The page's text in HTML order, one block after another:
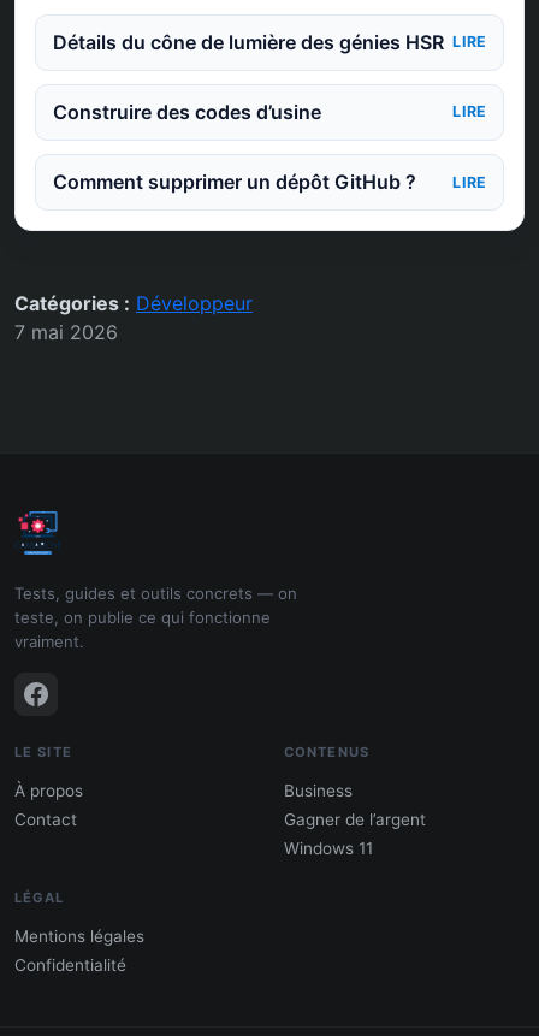
Détails du cône de lumière des génies HSR LIRE
Construire des codes d’usine LIRE
Comment supprimer un dépôt GitHub ? LIRE
Catégories : Développeur
7 mai 2026
Tests, guides et outils concrets — on
teste, on publie ce qui fonctionne
vraiment.
LE SITE
À propos
Contact
CONTENUS
Business
Gagner de l’argent
Windows 11
LÉGAL
Mentions légales
Confidentialité